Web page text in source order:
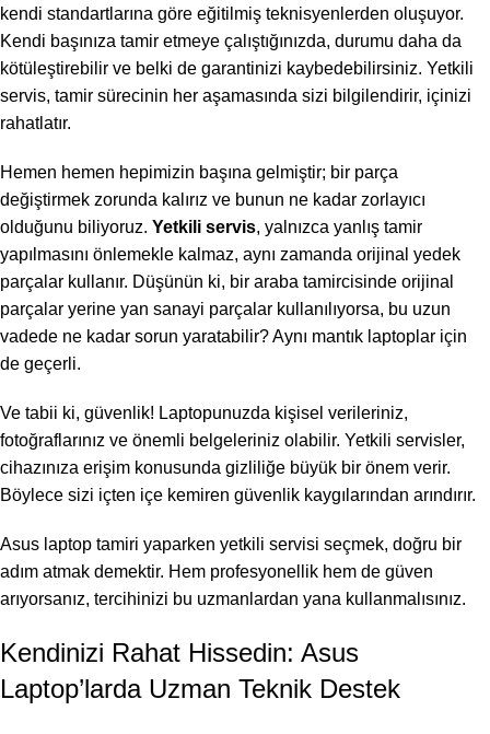
kendi standartlarına göre eğitilmiş teknisyenlerden oluşuyor.
Kendi başınıza tamir etmeye çalıştığınızda, durumu daha da
kötüleştirebilir ve belki de garantinizi kaybedebilirsiniz. Yetkili
servis, tamir sürecinin her aşamasında sizi bilgilendirir, içinizi
rahatlatır.
Hemen hemen hepimizin başına gelmiştir; bir parça
değiştirmek zorunda kalırız ve bunun ne kadar zorlayıcı
olduğunu biliyoruz. Yetkili servis, yalnızca yanlış tamir
yapılmasını önlemekle kalmaz, aynı zamanda orijinal yedek
parçalar kullanır. Düşünün ki, bir araba tamircisinde orijinal
parçalar yerine yan sanayi parçalar kullanılıyorsa, bu uzun
vadede ne kadar sorun yaratabilir? Aynı mantık laptoplar için
de geçerli.
Ve tabii ki, güvenlik! Laptopunuzda kişisel verileriniz,
fotoğraflarınız ve önemli belgeleriniz olabilir. Yetkili servisler,
cihazınıza erişim konusunda gizliliğe büyük bir önem verir.
Böylece sizi içten içe kemiren güvenlik kaygılarından arındırır.
Asus laptop tamiri yaparken yetkili servisi seçmek, doğru bir
adım atmak demektir. Hem profesyonellik hem de güven
arıyorsanız, tercihinizi bu uzmanlardan yana kullanmalısınız.
Kendinizi Rahat Hissedin: Asus
Laptop’larda Uzman Teknik Destek